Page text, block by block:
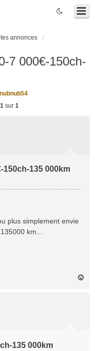
annonces
7 000€-150ch-
nubnub54
1sur 1
150ch-135 000km
plus simplement envie
km...
135 000km